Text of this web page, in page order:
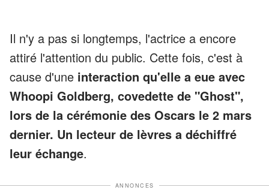
Il n'y a pas si longtemps, l'actrice a encore
attiré l'attention du public. Cette fois, c'est à
cause d'une interaction qu'elle a eue avec
Whoopi Goldberg, covedette de "Ghost",
lors de la cérémonie des Oscars le 2 mars
dernier. Un lecteur de lèvres a déchiffré
leur échange.
ANNONCES